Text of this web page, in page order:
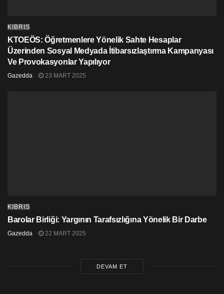
KIBRIS
KTOEÖS: Öğretmenlere Yönelik Sahte Hesaplar
Üzerinden Sosyal Medyada İtibarsızlaştırma Kampanyası
Ve Provokasyonlar Yapılıyor
Gazedda 23 MART 2025
KIBRIS
Barolar Birliği: Yargının Tarafsızlığına Yönelik Bir Darbe
Gazedda 22 MART 2025
DEVAM ET